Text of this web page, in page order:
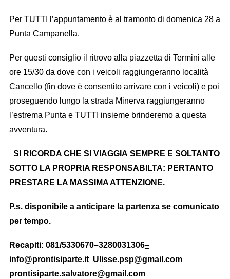
Per TUTTI l’appuntamento è al tramonto di domenica 28 a
Punta Campanella.
Per questi consiglio il ritrovo alla piazzetta di Termini alle
ore 15/30 da dove con i veicoli raggiungeranno località
Cancello (fin dove è consentito arrivare con i veicoli) e poi
proseguendo lungo la strada Minerva raggiungeranno
l’estrema Punta e TUTTI insieme brinderemo a questa
avventura.
SI RICORDA CHE SI VIAGGIA SEMPRE E SOLTANTO
SOTTO LA PROPRIA RESPONSABILTA: PERTANTO
PRESTARE LA MASSIMA ATTENZIONE.
P.s. disponibile a anticipare la partenza se comunicato
per tempo.
Recapiti: 081/5330670–3280031306–
info@prontisiparte.it Ulisse.psp@gmail.com
prontisiparte.salvatore@gmail.com